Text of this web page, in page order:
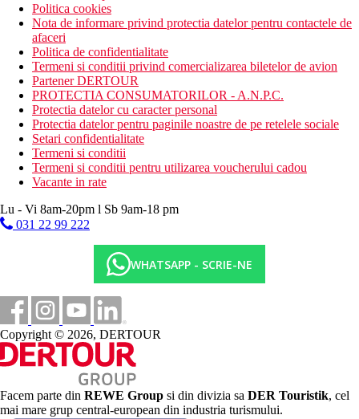
Activitati sportive contra cost
scufundari
sporturi nautice
Mese
All Inclusive:
Mic dejun (07:00-10:00), pranz (12:30-15:00), cina
(19:00-22:00) la restaurantul principal Ylang-Ylang
Un meniu de gustari traditionale din Maldive, servit intre
orele 16:00 si 18:00 la The Swing Bar
1x masa la unul dintre restaurantele tematice (la fiecare 4
nopti de sejur)
ONLY BLU - restaurant subacvatic, meniu 3 feluri de
mancare cu bauturi
Gaadiya-17 Food Truck - mese in aer liber, meniu cu 3
feluri de mancare cu vinuri sau bere si bauturi racoritoare
Consum nelimitat de bauturi spirtoase, vinuri, bere de la
marci internationale
O gama larga de vinuri premium selectate si vinuri
spumante din intreaga lume
Consum nelimitat de cocktail-uri de semnatura si
mocktail-uri din meniu
Minibar alimentat zilnic cu bauturi alcoolice si nealcoolice
2 excursii in cadrul sejurului
pescuitul la apus
excursie ghidata de snorkeling
Politica cookies
Nota de informare privind protectia datelor pentru contactele de
afaceri
Politica de confidentialitate
Termeni si conditii privind comercializarea biletelor de avion
Partener DERTOUR
PROTECTIA CONSUMATORILOR - A.N.P.C.
Protectia datelor cu caracter personal
Protectia datelor pentru paginile noastre de pe retelele sociale
Setari confidentialitate
Termeni si conditii
Termeni si conditii pentru utilizarea voucherului cadou
Vacante in rate
Lu - Vi 8am-20pm l Sb 9am-18 pm
031 22 99 222
WHATSAPP - SCRIE-NE
Copyright © 2026, DERTOUR
Facem parte din REWE Group si din divizia sa DER Touristik, cel
mai mare grup central-european din industria turismului.